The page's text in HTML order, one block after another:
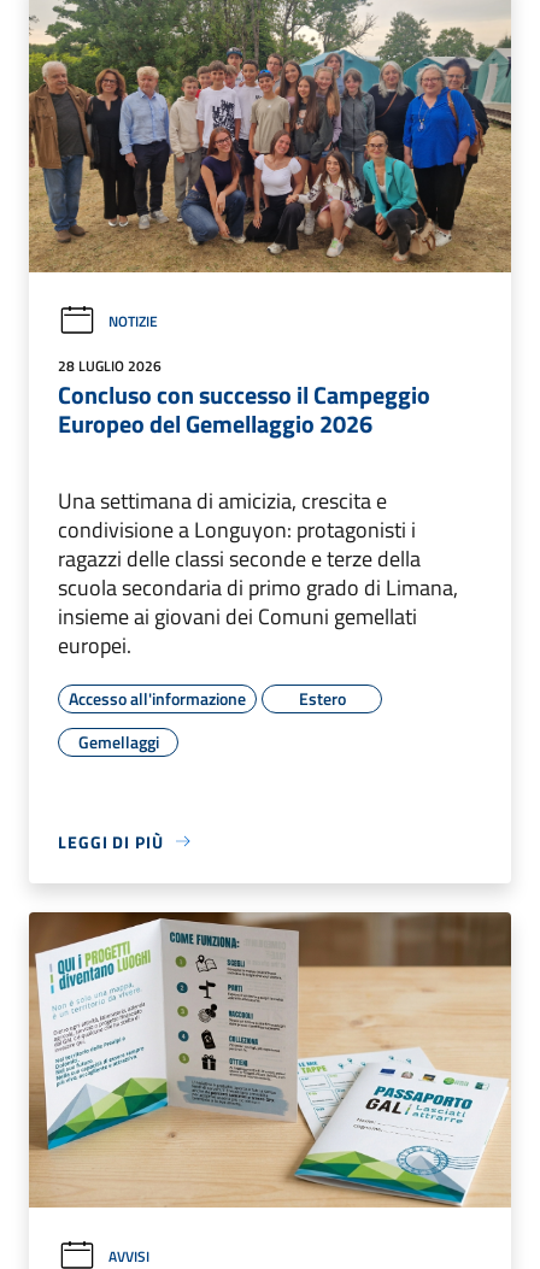
NOTIZIE
28 LUGLIO 2026
Concluso con successo il Campeggio
Europeo del Gemellaggio 2026
Una settimana di amicizia, crescita e
condivisione a Longuyon: protagonisti i
ragazzi delle classi seconde e terze della
scuola secondaria di primo grado di Limana,
insieme ai giovani dei Comuni gemellati
europei.
Accesso all'informazione
Estero
Gemellaggi
LEGGI DI PIÙ
AVVISI